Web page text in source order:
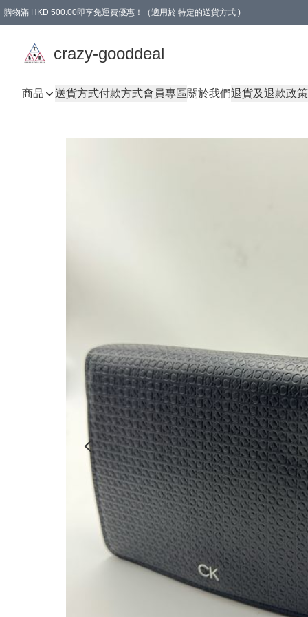
購物滿 HKD 500.00即享免運費優惠！（適用於 特定的送貨方式 )
crazy-gooddeal
商品 送貨方式付款方式會員專區關於我們退貨及退款政策